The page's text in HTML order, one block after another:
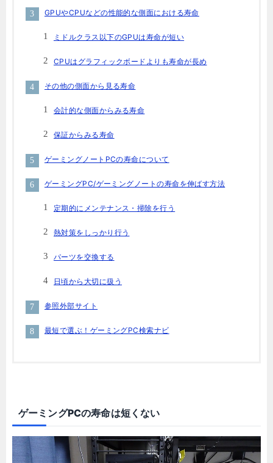
GPUやCPUなどの性能的な側面における寿命
ミドルクラス以下のGPUは寿命が短い
CPUはグラフィックボードよりも寿命が長め
その他の側面から見る寿命
会計的な側面からみる寿命
保証からみる寿命
ゲーミングノートPCの寿命について
ゲーミングPC/ゲーミングノートの寿命を伸ばす方法
定期的にメンテナンス・掃除を行う
熱対策をしっかり行う
パーツを交換する
日頃から大切に扱う
参照外部サイト
最短で選ぶ！ゲーミングPC検索ナビ
ゲーミングPCの寿命は短くない